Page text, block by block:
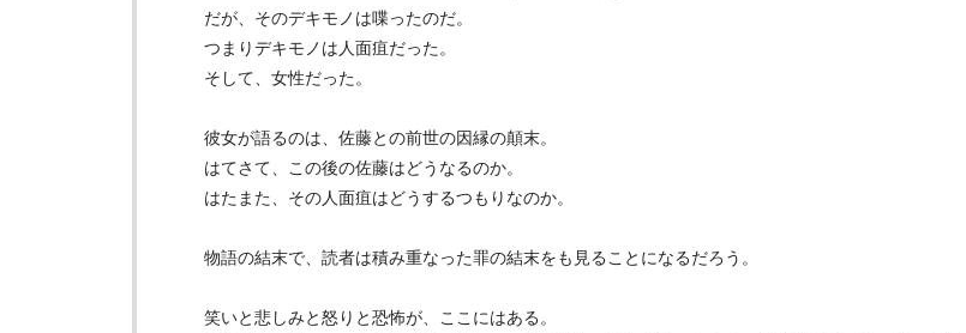
だが、そのデキモノは喋ったのだ。
つまりデキモノは人面疽だった。
そして、女性だった。
彼女が語るのは、佐藤との前世の因縁の顛末。
はてさて、この後の佐藤はどうなるのか。
はたまた、その人面疽はどうするつもりなのか。
物語の結末で、読者は積み重なった罪の結末をも見ることになるだろう。
笑いと悲しみと怒りと恐怖が、ここにはある。